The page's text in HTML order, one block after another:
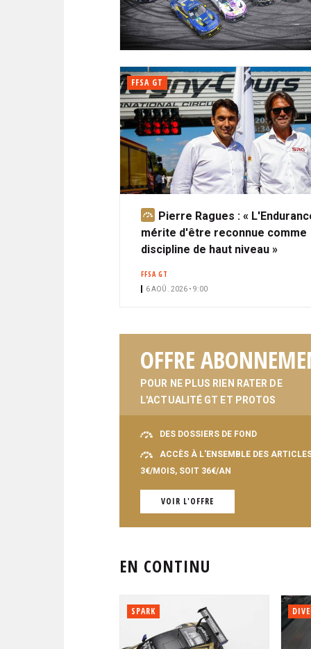
C
P
A
L
E
A
N
FFSA GT
A
b
o
Pierre Ragues : «
mérite d'être reconnue comme
discipline de haut niveau »
FFSA GT
6 AOÛ. 2026 • 9:00
OFFRE
POUR NE PLUS RIEN RATER DE
L'ACTUALITÉ GT ET PROTOS
DES DOSSIERS DE FOND
ACCÈS À L'ENSEMBLE DES
3€/MOIS, SOIT 36€/AN
VOIR L'OFFRE
EN CONTINU
SPARK